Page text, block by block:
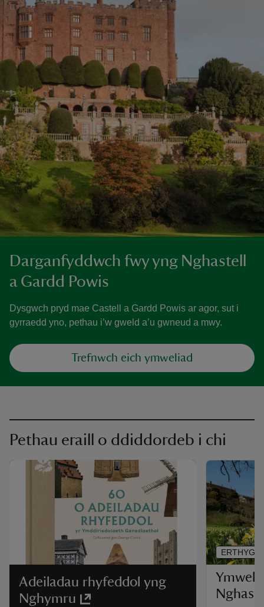
Darganfyddwch fwy yng Nghastell
a Gardd Powis
Dysgwch pryd mae Castell a Gardd Powis ar agor, sut i
gyrraedd yno, pethau i’w gweld a’u gwneud a mwy.
Trefnwch eich ymweliad
Pethau eraill o ddiddordeb i chi
Adeiladau rhyfeddol yng
Nghymru
ERTHYGL